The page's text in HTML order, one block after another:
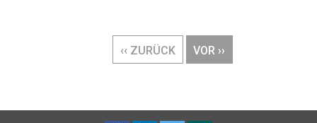
VORHERIGE
‹‹ ZURÜCK
NÄCHSTE
VOR ››